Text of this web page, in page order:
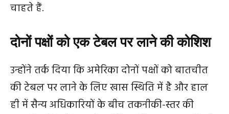
चाहते हैं.
दोनों पक्षों को एक टेबल पर लाने की कोशिश
उन्होंने तर्क दिया कि अमेरिका दोनों पक्षों को बातचीत
की टेबल पर लाने के लिए खास स्थिति में है और हाल
ही में सैन्य अधिकारियों के बीच तकनीकी-स्तर की